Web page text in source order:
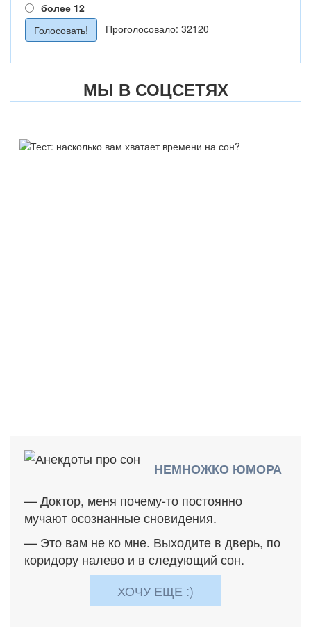
более 12
Проголосовало: 32120
МЫ В СОЦСЕТЯХ
НЕМНОЖКО ЮМОРА
— Доктор, меня почему-то постоянно
мучают осознанные сновидения.
— Это вам не ко мне. Выходите в дверь, по
коридору налево и в следующий сон.
ХОЧУ ЕЩЕ :)